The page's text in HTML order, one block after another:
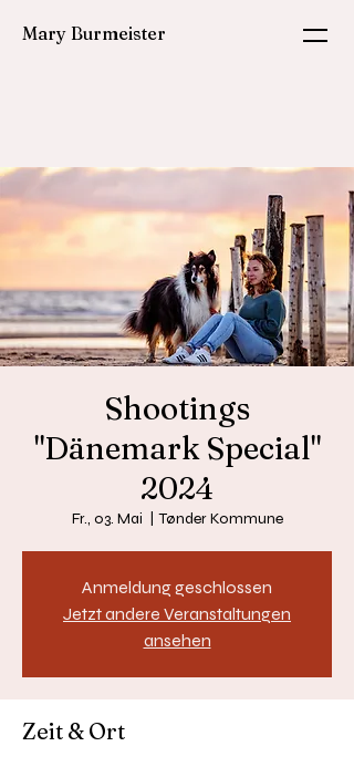
Mary Burmeister
Shootings
"Dänemark Special"
2024
Fr., 03. Mai
  |
Tønder Kommune
Anmeldung geschlossen
Jetzt andere Veranstaltungen
ansehen
Zeit & Ort